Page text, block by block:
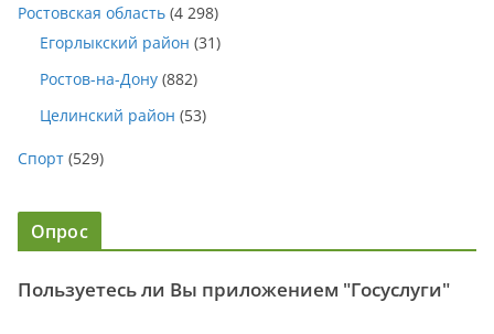
Ростовская область (4 298)
Егорлыкский район (31)
Ростов-на-Дону (882)
Целинский район (53)
Спорт (529)
Опрос
Пользуетесь ли Вы приложением "Госуслуги"